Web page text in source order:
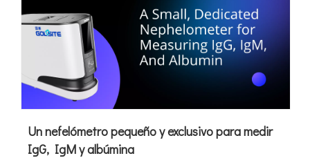
Un nefelómetro pequeño y exclusivo para medir
IgG, IgM y albúmina